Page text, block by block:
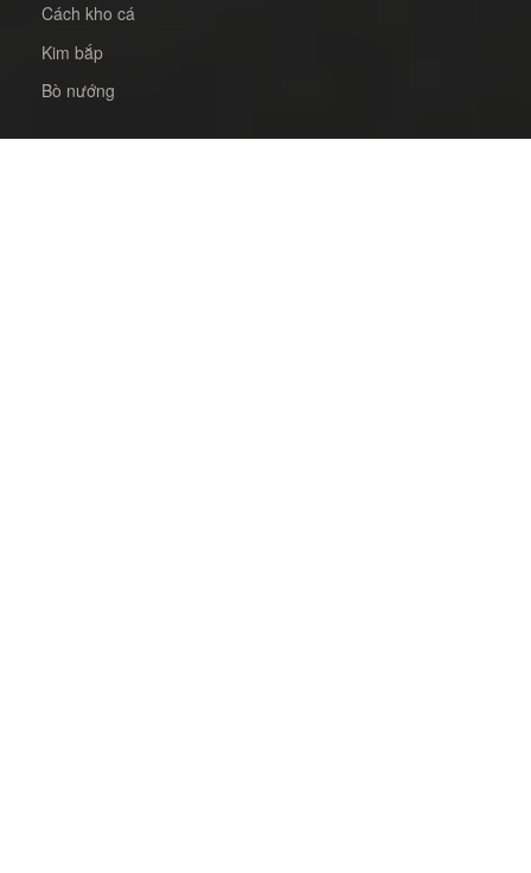
Cách kho cá
Kim bắp
Bò nướng